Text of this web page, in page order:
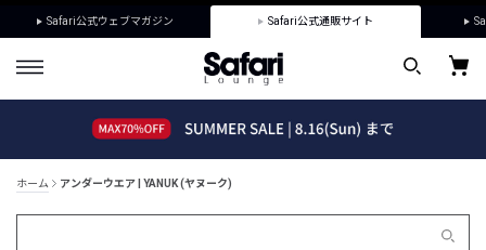
Safari公式ウェブマガジン Safari公式通販サイト
ホーム アンダーウエア | YANUK (ヤヌーク)